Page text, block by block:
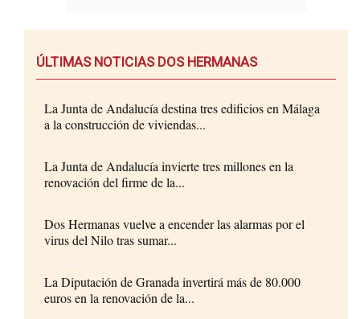
ÚLTIMAS NOTICIAS DOS HERMANAS
La Junta de Andalucía destina tres edificios en Málaga
a la construcción de viviendas...
La Junta de Andalucía invierte tres millones en la
renovación del firme de la...
Dos Hermanas vuelve a encender las alarmas por el
virus del Nilo tras sumar...
La Diputación de Granada invertirá más de 80.000
euros en la renovación de la...